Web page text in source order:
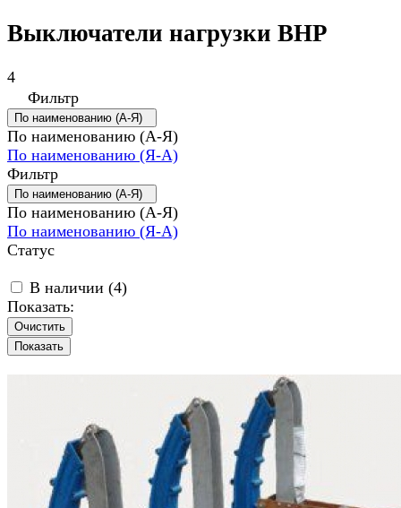
Выключатели нагрузки ВНР
4
Фильтр
По наименованию (А-Я)
По наименованию (А-Я)
По наименованию (Я-А)
Фильтр
По наименованию (А-Я)
По наименованию (А-Я)
По наименованию (Я-А)
Статус
В наличии (4)
Показать:
Очистить